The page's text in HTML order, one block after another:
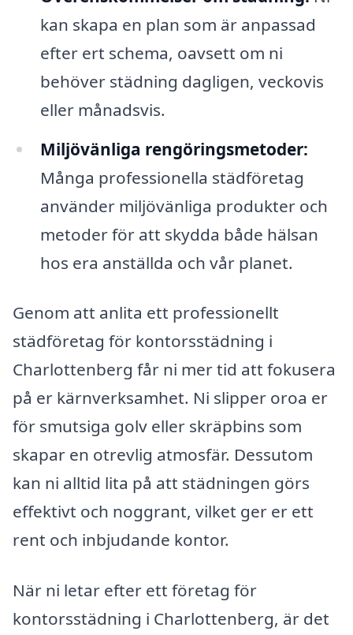
kan skapa en plan som är anpassad
efter ert schema, oavsett om ni
behöver städning dagligen, veckovis
eller månadsvis.
Miljövänliga rengöringsmetoder:
Många professionella städföretag
använder miljövänliga produkter och
metoder för att skydda både hälsan
hos era anställda och vår planet.
Genom att anlita ett professionellt
städföretag för kontorsstädning i
Charlottenberg får ni mer tid att fokusera
på er kärnverksamhet. Ni slipper oroa er
för smutsiga golv eller skräpbins som
skapar en otrevlig atmosfär. Dessutom
kan ni alltid lita på att städningen görs
effektivt och noggrant, vilket ger er ett
rent och inbjudande kontor.
När ni letar efter ett företag för
kontorsstädning i Charlottenberg, är det